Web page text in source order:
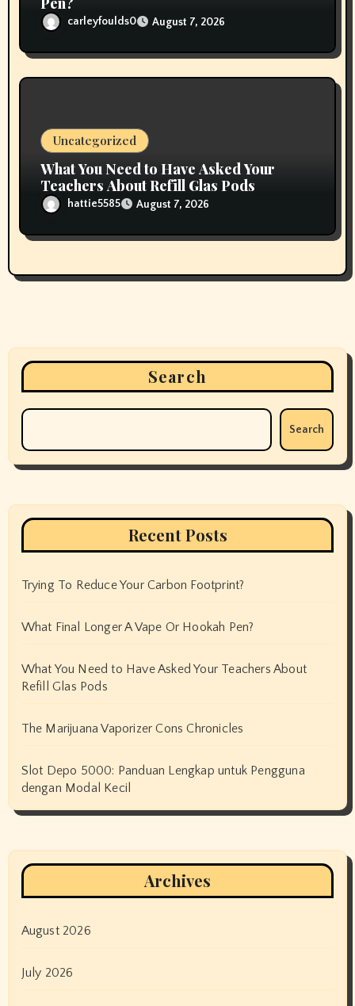
carleyfoulds0 August 7, 2026
Uncategorized
What You Need to Have Asked Your
Teachers About Refill Glas Pods
hattie5585 August 7, 2026
Search
Search
Recent Posts
Trying To Reduce Your Carbon Footprint?
What Final Longer A Vape Or Hookah Pen?
What You Need to Have Asked Your Teachers About
Refill Glas Pods
The Marijuana Vaporizer Cons Chronicles
Slot Depo 5000: Panduan Lengkap untuk Pengguna
dengan Modal Kecil
Archives
August 2026
July 2026